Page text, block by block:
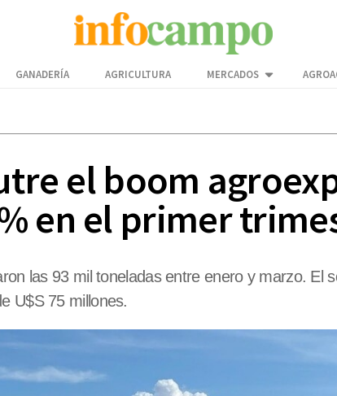
GANADERÍA AGRICULTURA MERCADOS
el boom
en el primer
las 93 mil toneladas entre enero y marzo. El
U$S 75 millones.